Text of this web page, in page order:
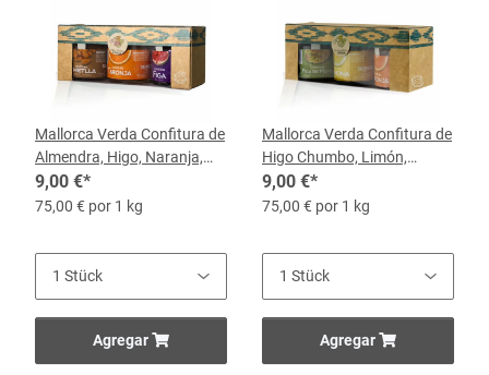
Mallorca Verda Confitura de
Almendra, Higo, Naranja,
Paquete de 3
9,00 €*
75,00 € por 1 kg
Agregar
Mallorca Verda Confitura de
Higo Chumbo, Limón,
Naranja, Pack de 3
9,00 €*
75,00 € por 1 kg
Agregar